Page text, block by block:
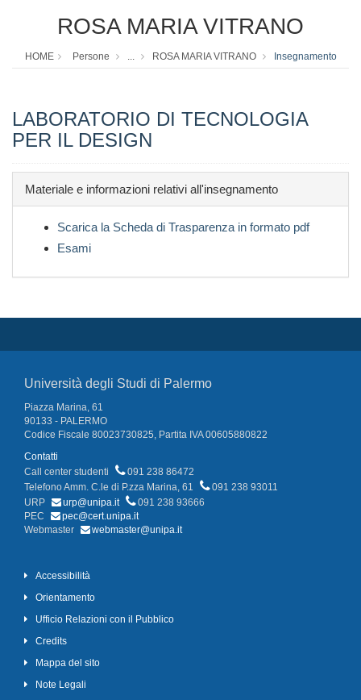
ROSA MARIA VITRANO
HOME Persone ... ROSA MARIA VITRANO Insegnamento
LABORATORIO DI TECNOLOGIA
PER IL DESIGN
Materiale e informazioni relativi all'insegnamento
Scarica la Scheda di Trasparenza in formato pdf
Esami
Università degli Studi di Palermo
Piazza Marina, 61
90133 - PALERMO
Codice Fiscale 80023730825, Partita IVA 00605880822
Contatti
Call center studenti
091 238 86472
Telefono Amm. C.le di P.zza Marina, 61
091 238 93011
URP
urp@unipa.it
091 238 93666
PEC
pec@cert.unipa.it
Webmaster
webmaster@unipa.it
Accessibilità
Orientamento
Ufficio Relazioni con il Pubblico
Credits
Mappa del sito
Note Legali